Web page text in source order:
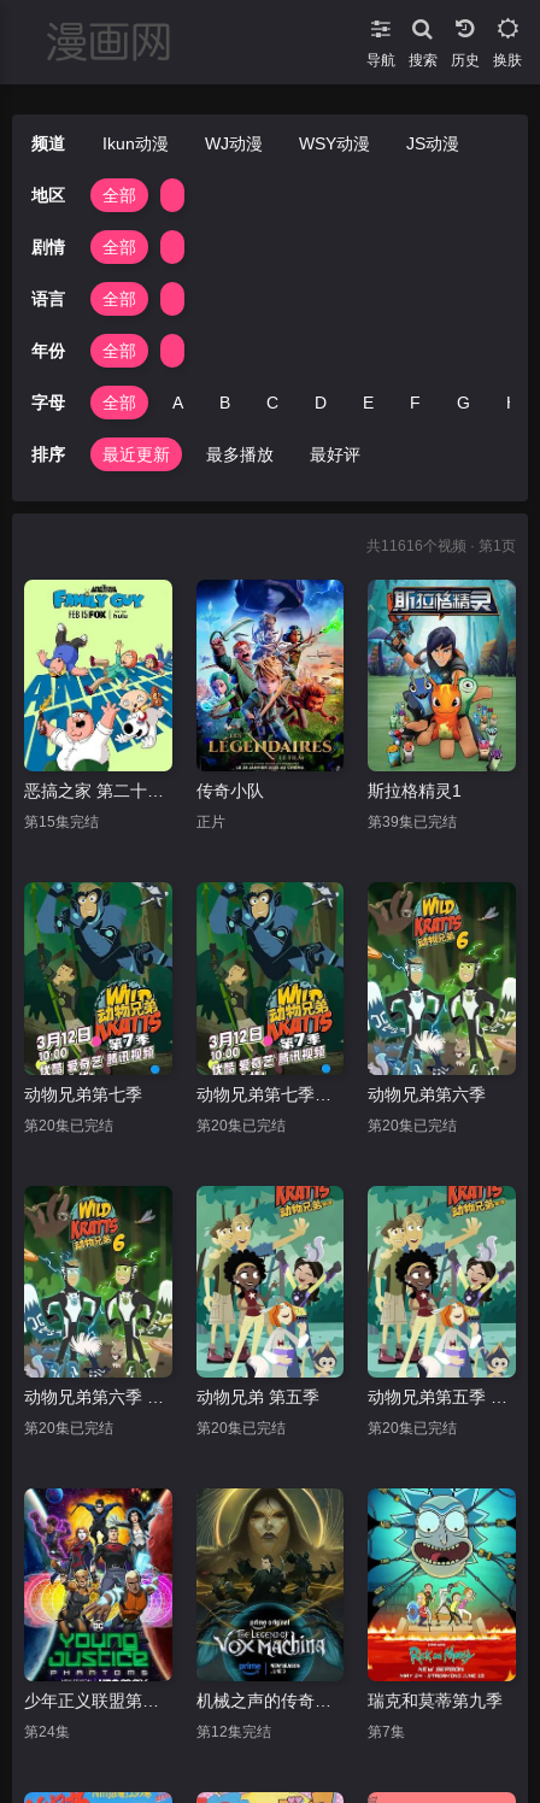
导航 搜索 换肤
频道 Ikun动漫 WJ动漫 WSY动漫 JS动漫
地区 全部
剧情 全部
语言 全部
年份 全部
字母 全部 A B C D E F G H
排序 最近更新 最多播放 最好评
共11616个视频 · 第1页
恶搞之家 第二十四季
第15集完结
传奇小队
正片
斯拉格精灵1
第39集已完结
动物兄弟第七季
第20集已完结
动物兄弟第七季中文配音
第20集已完结
动物兄弟第六季
第20集已完结
动物兄弟第六季 中文配音
第20集已完结
动物兄弟 第五季
第20集已完结
动物兄弟第五季 中文配音
第20集已完结
第24集
机械之声的传奇第四季
第12集完结
瑞克和莫蒂第九季
第7集